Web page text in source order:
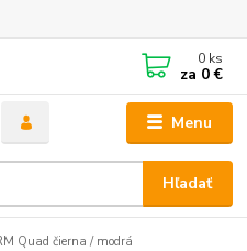
Menu
Hľadať
0 ks
za 0 €
Quad čierna / modrá